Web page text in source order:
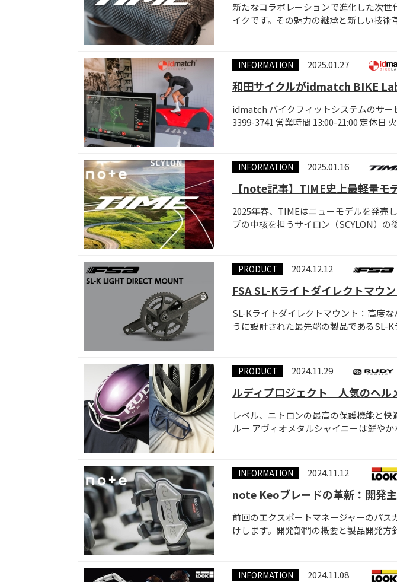
新たなコラボレーションで進化した次
イクです。その魅力の継承と新しい技術
INFORMATION 2025.01.27
和田サイクルがidmatch BIKE
idmatch バイクフィットシステムのサー
3399-3741 営業時間 13:00-21:00 定休日 火
INFORMATION 2025.01.16
【note記事】TIME史上最軽量モ
2025年春、TIMEはニューモデルを発売
プの中核を担うサイロン（SCYLON）の
PRODUCT 2024.12.12
FSA SL-Kライトダイレクトマウン
SL-Kライトダイレクトマウント：高度
うに設計された最先端の製品であるSL-
PRODUCT 2024.11.29
ルディプロジェクト 人気のヘル
レベル、ニトロンの最高の保護機能と
ルー アヴィオメタルシャイニーは鮮や
INFORMATION 2024.11.12
note Keoブレードの革新：開発
前回のエクスポートマネージャーのパ
けします。開発部門の概要と製品開発方
INFORMATION 2024.11.08